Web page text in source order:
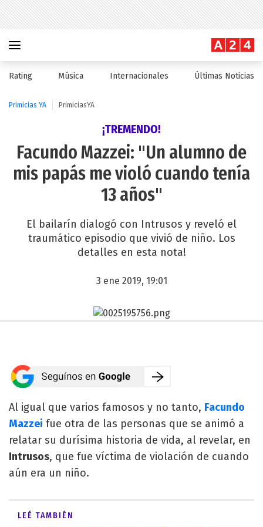
Rating Música Internacionales Últimas Noticias
Primicias YA PrimiciasYA
¡TREMENDO!
Facundo Mazzei: "Un alumno de
mis papás me violó cuando tenía
13 años"
El bailarín dialogó con Intrusos y reveló el
traumático episodio que vivió de niño. Los
detalles en esta nota!
3 ene 2019, 19:01
Al igual que varios famosos y no tanto, Facundo
Mazzei fue otra de las personas que se animó a
relatar su durísima historia de vida, al revelar, en
Intrusos, que fue víctima de violación de cuando
aún era un niño.
LEÉ TAMBIÉN